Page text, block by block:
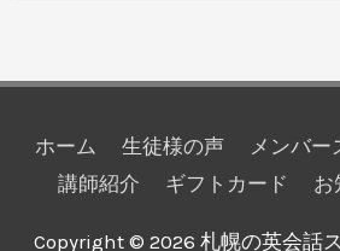
ホーム 生徒様の声 メンバー
講師紹介
ギフトカード お
Copyright © 2026 札幌の英会話